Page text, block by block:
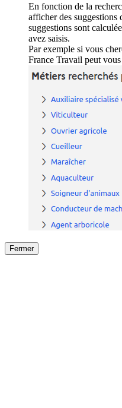
En fonction de la
afficher des suggestions
suggestions sont
avez saisis.
Par exemple si vous
France Travail peut
Fermer